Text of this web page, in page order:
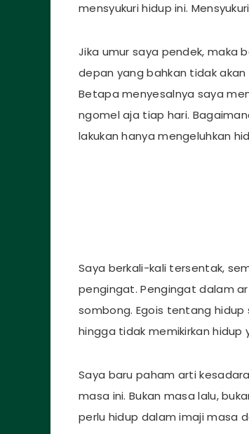
mensyukuri hidup ini.
Jika umur saya pendek, maka
depan yang bahkan tidak
Betapa menyesalnya saya
ngomel aja tiap hari.
lakukan hanya mengeluhkan
Saya berkali-kali tersentak,
pengingat. Pengingat dalam
sombong. Egois tentang
hingga tidak memikirkan hidup
Saya baru paham arti
masa ini. Bukan masa lalu,
perlu hidup dalam imaji masa